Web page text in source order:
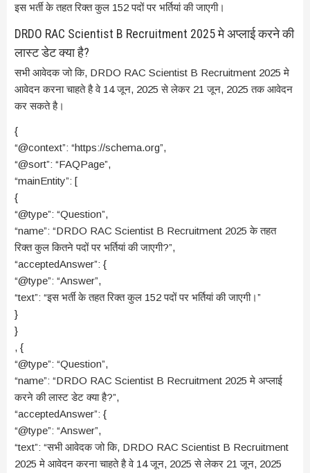
इस भर्ती के तहत रिक्त कुल 152 पदों पर भर्तियां की जाएगी।
DRDO RAC Scientist B Recruitment 2025 मे अप्लाई करने की
लास्ट डेट क्या है?
सभी आवेदक जो कि, DRDO RAC Scientist B Recruitment 2025 मे
आवेदन करना चाहते है वे 14 जून, 2025 से लेकर 21 जून, 2025 तक आवेदन
कर सकते है।
{
“@context”: “https://schema.org”,
“@sort”: “FAQPage”,
“mainEntity”: [
{
“@type”: “Question”,
“name”: “DRDO RAC Scientist B Recruitment 2025 के तहत
रिक्त कुल कितने पदों पर भर्तियां की जाएगी?”,
“acceptedAnswer”: {
“@type”: “Answer”,
“text”: “इस भर्ती के तहत रिक्त कुल 152 पदों पर भर्तियां की जाएगी।”
}
}
, {
“@type”: “Question”,
“name”: “DRDO RAC Scientist B Recruitment 2025 मे अप्लाई
करने की लास्ट डेट क्या है?”,
“acceptedAnswer”: {
“@type”: “Answer”,
“text”: “सभी आवेदक जो कि, DRDO RAC Scientist B Recruitment
2025 मे आवेदन करना चाहते है वे 14 जून, 2025 से लेकर 21 जून, 2025